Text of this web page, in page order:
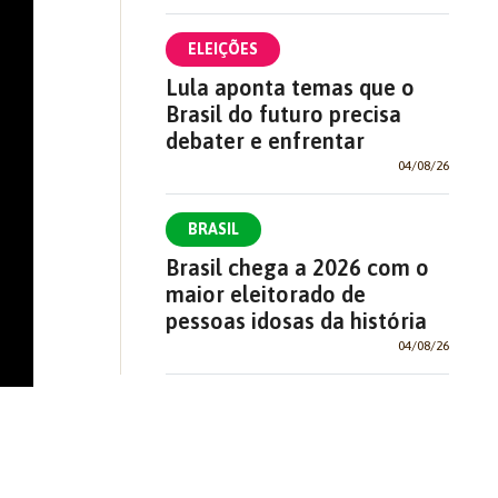
ELEIÇÕES
Lula aponta temas que o
Brasil do futuro precisa
debater e enfrentar
04/08/26
BRASIL
Brasil chega a 2026 com o
maior eleitorado de
pessoas idosas da história
04/08/26